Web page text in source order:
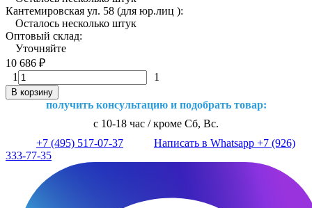
Кантемировская ул. 58 (для юр.лиц ):
Осталось несколько штук
Оптовый склад:
Уточняйте
10 686 ₽
1
1
В корзину
получить консультацию и подобрать товар:
с 10-18 час / кроме Сб, Вс.
+7 (495) 517-07-37
Написать в Whatsapp +7 (926)
333-77-35